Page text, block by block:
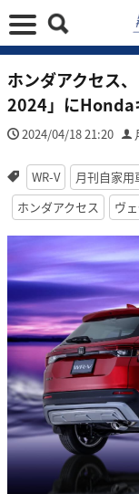
ホンダアクセス
2024」にHonda
2024/04/18 21:20
WR-V 月刊自家用
ホンダアクセス
ヴ